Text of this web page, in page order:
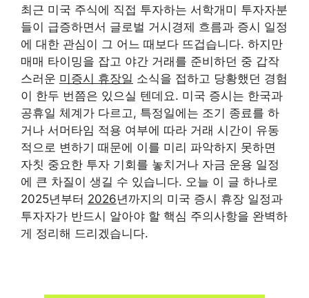
최근 미국 주식에 직접 투자하는 서학개미 투자자분
들이 급증하면서 글로벌 거시경제 흐름과 증시 일정
에 대한 관심이 그 어느 때보다 뜨겁습니다. 하지만
매매 타이밍을 잡고 야간 거래를 준비하던 중 갑작
스러운 미증시 휴장일 소식을 접하고 당황했던 경험
이 한두 번쯤은 있으실 텐데요. 미국 증시는 한국과
공휴일 체계가 다르고, 특정일에는 조기 종료를 하
거나 서머타임 적용 여부에 따라 거래 시간이 유동
적으로 변하기 때문에 이를 미리 파악하지 못하면
자칫 중요한 투자 기회를 놓치거나 자금 운용 일정
에 큰 차질이 생길 수 있습니다. 오늘 이 글 하나로
2025년부터 2026년까지의 미국 증시 휴장 일정과
투자자가 반드시 알아야 할 핵심 주의사항을 완벽하
게 정리해 드리겠습니다.